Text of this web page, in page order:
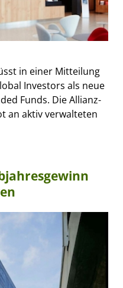
in einer Mitteilung
Investors als neue
Funds. Die Allianz-
an aktiv verwalteten